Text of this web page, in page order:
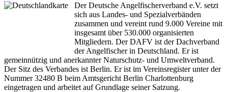
Der Deutsche Angelfischerverband e.V. setzt
sich aus Landes- und Spezialverbänden
zusammen und vereint rund 9.000 Vereine mit
insgesamt über 530.000 organisierten
Mitgliedern. Der DAFV ist der Dachverband
der Angelfischer in Deutschland. Er ist
gemeinnützig und anerkannter Naturschutz- und Umweltverband.
Der Sitz des Verbandes ist Berlin. Er ist im Vereinsregister unter der
Nummer 32480 B beim Amtsgericht Berlin Charlottenburg
eingetragen und arbeitet auf Grundlage seiner Satzung.